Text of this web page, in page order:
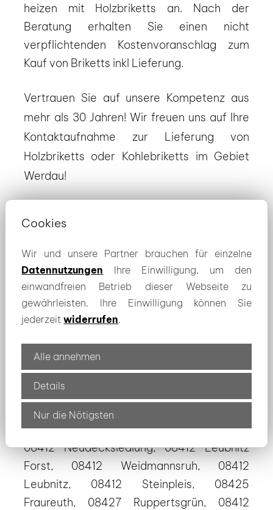
heizen mit Holzbriketts an. Nach der
Beratung erhalten Sie einen nicht
verpflichtenden Kostenvoranschlag zum
Kauf von Briketts inkl Lieferung.
Vertrauen Sie auf unsere Kompetenz aus
mehr als 30 Jahren! Wir freuen uns auf Ihre
Kontaktaufnahme zur Lieferung von
Holzbriketts oder Kohlebriketts im Gebiet
Werdau!
Die Auslieferung an Privat oder
Geschäftsadressen erfolgt auch im Umland
von Werdau beispielsweise auch in
folgenden Orten:
08412 Neudecksiedlung, 08412 Leubnitz
Forst, 08412 Weidmannsruh, 08412
Leubnitz, 08412 Steinpleis, 08425
Fraureuth, 08427 Ruppertsgrün, 08412
Cookies
Wir und unsere Partner brauchen für einzelne
Datennutzungen Ihre Einwilligung, um den
einwandfreien Betrieb dieser Webseite zu
gewährleisten. Ihre Einwilligung können Sie
jederzeitwiderrufen.
Alle annehmen
Details
Nur die Nötigsten